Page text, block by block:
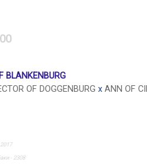
BLANKENBURG
OF DOGGENBURG x ANN OF
- 2308